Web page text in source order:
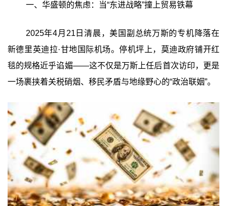
一、华盛顿的焦虑：当“东进战略”撞上贸易铁幕
2025年4月21日清晨，美国副总统万斯的专机降落在
新德里英迪拉·甘地国际机场。停机坪上，莫迪政府铺开红
毯的规格近乎谄媚——这不仅是万斯上任后首次访印，更是
一场裹挟着关税硝烟、移民矛盾与地缘野心的“政治联姻”。